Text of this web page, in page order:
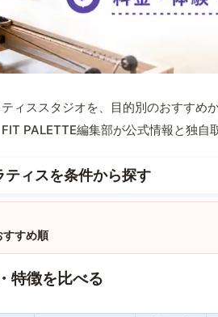
ィススタジオを、目的別のおすすめ
PALETTE編集部が公式情報と独自
ティスを条件から探す
すすめ順
特徴を比べる